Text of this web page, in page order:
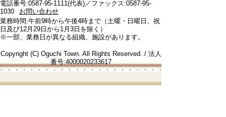
電話番号:0587-95-1111(代表)／ファックス:0587-95-
1030
お問い合わせ
業務時間:午前9時から午後4時まで（土曜・日曜日、祝
日及び12月29日から1月3日を除く）
※一部、業務日が異なる組織、施設があります。
Copyright (C) Oguchi Town. All Rights Reserved. / 法人
番号:4000020233617